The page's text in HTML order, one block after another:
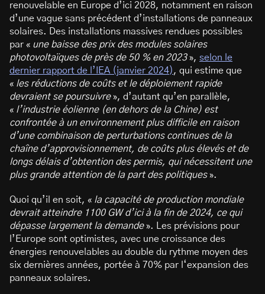
renouvelable en Europe d’ici 2028, notamment en raison
d’une vague sans précédent d’installations de panneaux
solaires. Des installations massives rendues possibles
par « une baisse des prix des modules solaires
photovoltaïques de près de 50 % en 2023», selon le
dernier rapport de l’IEA (janvier 2024) , qui estime que
« les réductions de coûts et le déploiement rapide
devraient se poursuivre», d’autant qu’en parallèle,
« l’industrie éolienne (en dehors de la Chine) est
confrontée à un environnement plus difficile en raison
d’une combinaison de perturbations continues de la
chaîne d’approvisionnement, de coûts plus élevés et de
longs délais d’obtention des permis, qui nécessitent une
plus grande attention de la part des politiques».
Quoi qu’il en soit, « la capacité de production mondiale
devrait atteindre 1100 GW d’ici à la fin de 2024, ce qui
dépasse largement la demande». Les prévisions pour
l’Europe sont optimistes, avec une croissance des
énergies renouvelables au double du rythme moyen des
six dernières années, portée à 70% par l‘expansion des
panneaux solaires.